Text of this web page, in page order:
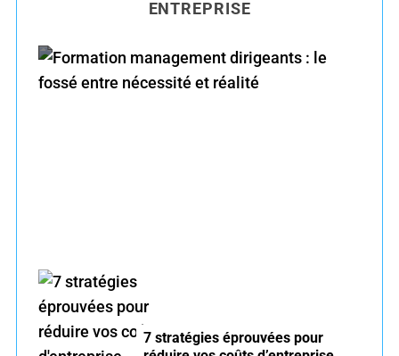
f
o
ENTREPRISE
7 stratégies éprouvées pour